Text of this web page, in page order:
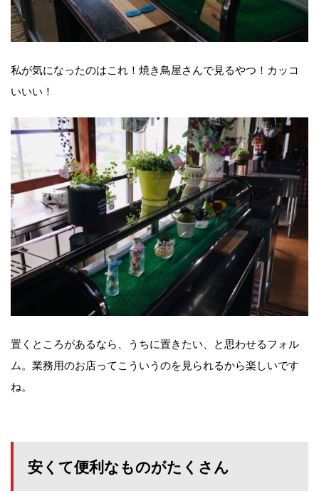
私が気になったのはこれ！焼き鳥屋さんで見るやつ！カッコ
いいい！
置くところがあるなら、うちに置きたい、と思わせるフォル
ム。業務用のお店ってこういうのを見られるから楽しいです
ね。
安くて便利なものがたくさん